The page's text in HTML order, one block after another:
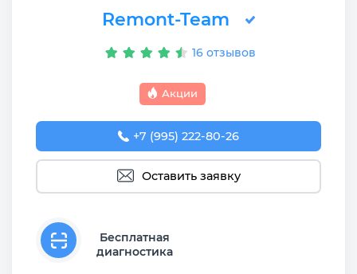
Remont-Team
16 отзывов
Акции
+7 (995) 222-80-26
Оставить заявку
Бесплатная
диагностика